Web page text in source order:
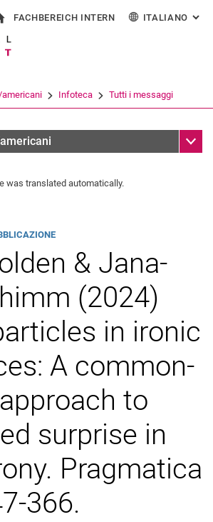
Jump directly to: content
Jump directly to: search
Jump directly to: main
form
Search (opens an external link in a
FACHBEREICH INTERN ITALIANO :
Français
Infoteca Tutti i messaggi
Sub
was translated automatically.
& Jana-
(2024)
in ironic
A common-
to
surprise in
Pragmatica
366.